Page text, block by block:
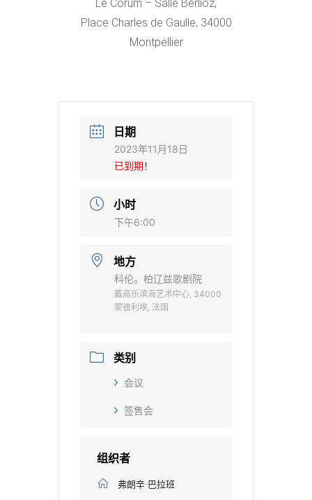
Le Corum – Salle Berlioz,
Place Charles de Gaulle, 34000
Montpellier
日期
2023年11月18日
已到期！
小时
下午6:00
地方
科伦。柏辽兹歌剧院
戴高乐滨海艺术中心, 34000
蒙彼利埃, 法国
类别
会议
签售会
组织者
弗朗辛·巴拉班